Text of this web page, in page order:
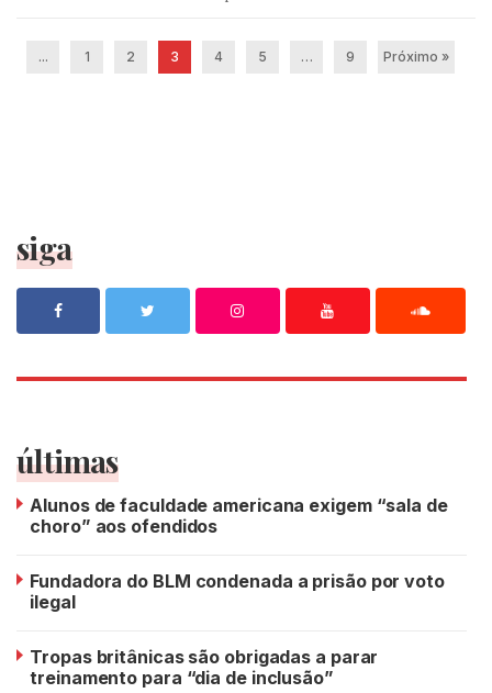
... 1 2 3 4 5 … 9 Próximo »
siga
últimas
Alunos de faculdade americana exigem “sala de
choro” aos ofendidos
Fundadora do BLM condenada a prisão por voto
ilegal
Tropas britânicas são obrigadas a parar
treinamento para “dia de inclusão”